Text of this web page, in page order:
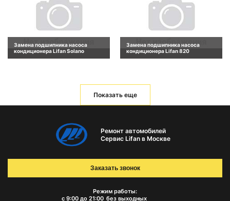
Замена подшипника насоса
кондиционера Lifan Solano
Замена подшипника насоса
кондиционера Lifan 820
Показать еще
Ремонт автомобилей
Сервис Lifan в Москве
Режим работы:
с 9:00 до 21:00 без выходных
Заказать звонок